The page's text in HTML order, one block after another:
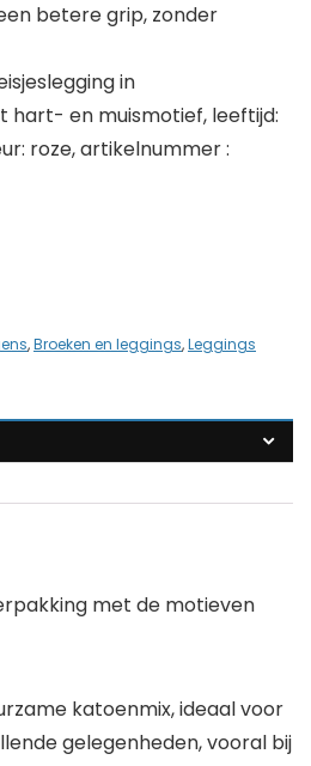
betere grip, zonder
in
hart- en muismotief, leeftijd:
roze, artikelnummer :
,Broeken en leggings,Leggings
met de motieven
katoenmix, ideaal voor
gelegenheden, vooral bij